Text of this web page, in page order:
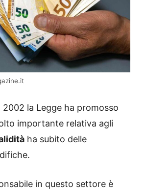
2002 la Legge ha promosso
importante relativa agli
ha subito delle
in questo settore è